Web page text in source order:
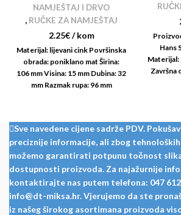
NAMJEŠTAJ I DRVO
, RUČKE ZA NAMJEŠTAJ
2.25€/ kom
Materijal: lijevani cink Površinska
obrada: poniklano mat Širina:
106 mm Visina: 15 mm Dubina: 32
mm Razmak rupa: 96 mm
Hans
Materijal:
Završna
Sve navedene cijene sadrže PDV.
preciznije informacije, ali zbog
možemo garantirati potpunu točnost
dostupnosti proizvoda. Za najažurnije
kontaktirajte nas putem telefona: 047
info@dt-miksa.hr. Vjerujemo da ste
iz našeg širokog asortimana proizvoda